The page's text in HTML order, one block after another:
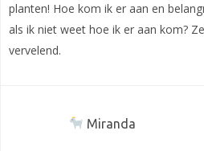
planten! Hoe kom ik er aan en
als ik niet weet hoe ik er aan kom?
vervelend.
Miranda